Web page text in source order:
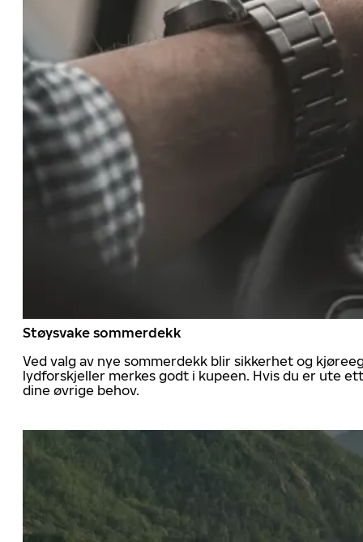
Støysvake sommerdekk
Ved valg av nye sommerdekk blir sikkerhet og
lydforskjeller merkes godt i kupeen. Hvis du er ute
dine øvrige behov.